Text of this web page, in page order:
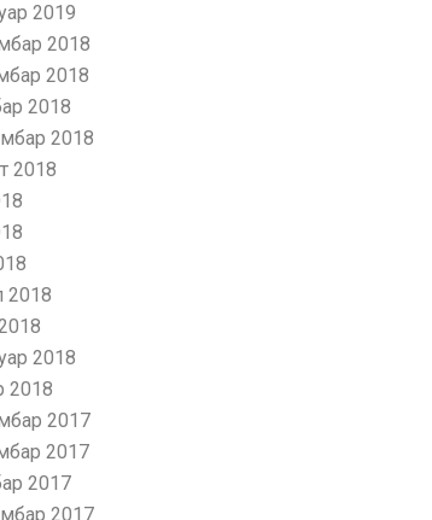
2019
2018
2018
2018
2018
2018
2018
2018
2018
2017
2017
2017
2017